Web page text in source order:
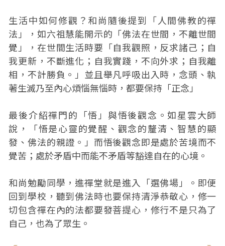
生活中如何修觀？和尚隨後提到「人間佛教的禪
法」，如六祖慧能開示的「佛法在世間，不離世間
覺」，在世間生活時要「自我觀照，反求諸己；自
我更新，不斷進化；自我實踐，不向外求；自我離
相，不計勝負。」並且舉凡呼吸出入時，念頭、執
著生滅乃至內心煩惱無惱時，都要保持「正念」
最後介紹禪門的「悟」與悟後觀念。如星雲大師
說，「悟是心靈的覺醒、觀念的釐清、智慧的顯
發、佛法的親證。」而悟後觀念即是處於苦境而不
覺苦；處於矛盾中而能不矛盾等豁達自在的心境。
和尚勉勵同學，進禪堂就是進入「選佛場」。即便
回到學校，聽到佛法時也要保持清淨恭敬心，修一
切包含禪在內的法都要發菩提心，修行不是只為了
自己，也為了眾生。